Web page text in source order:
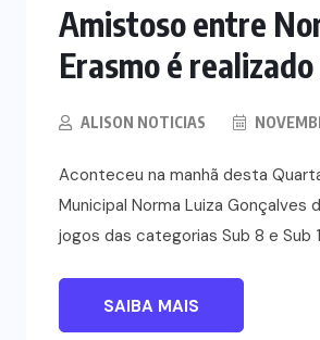
Amistoso entre
Erasmo é
ALISON NOTICIAS
Aconteceu na manhã desta
Municipal Norma Luiza
jogos das categorias Sub 8 e Sub
SAIBA MAIS